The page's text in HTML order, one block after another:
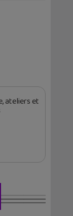
ateliers et